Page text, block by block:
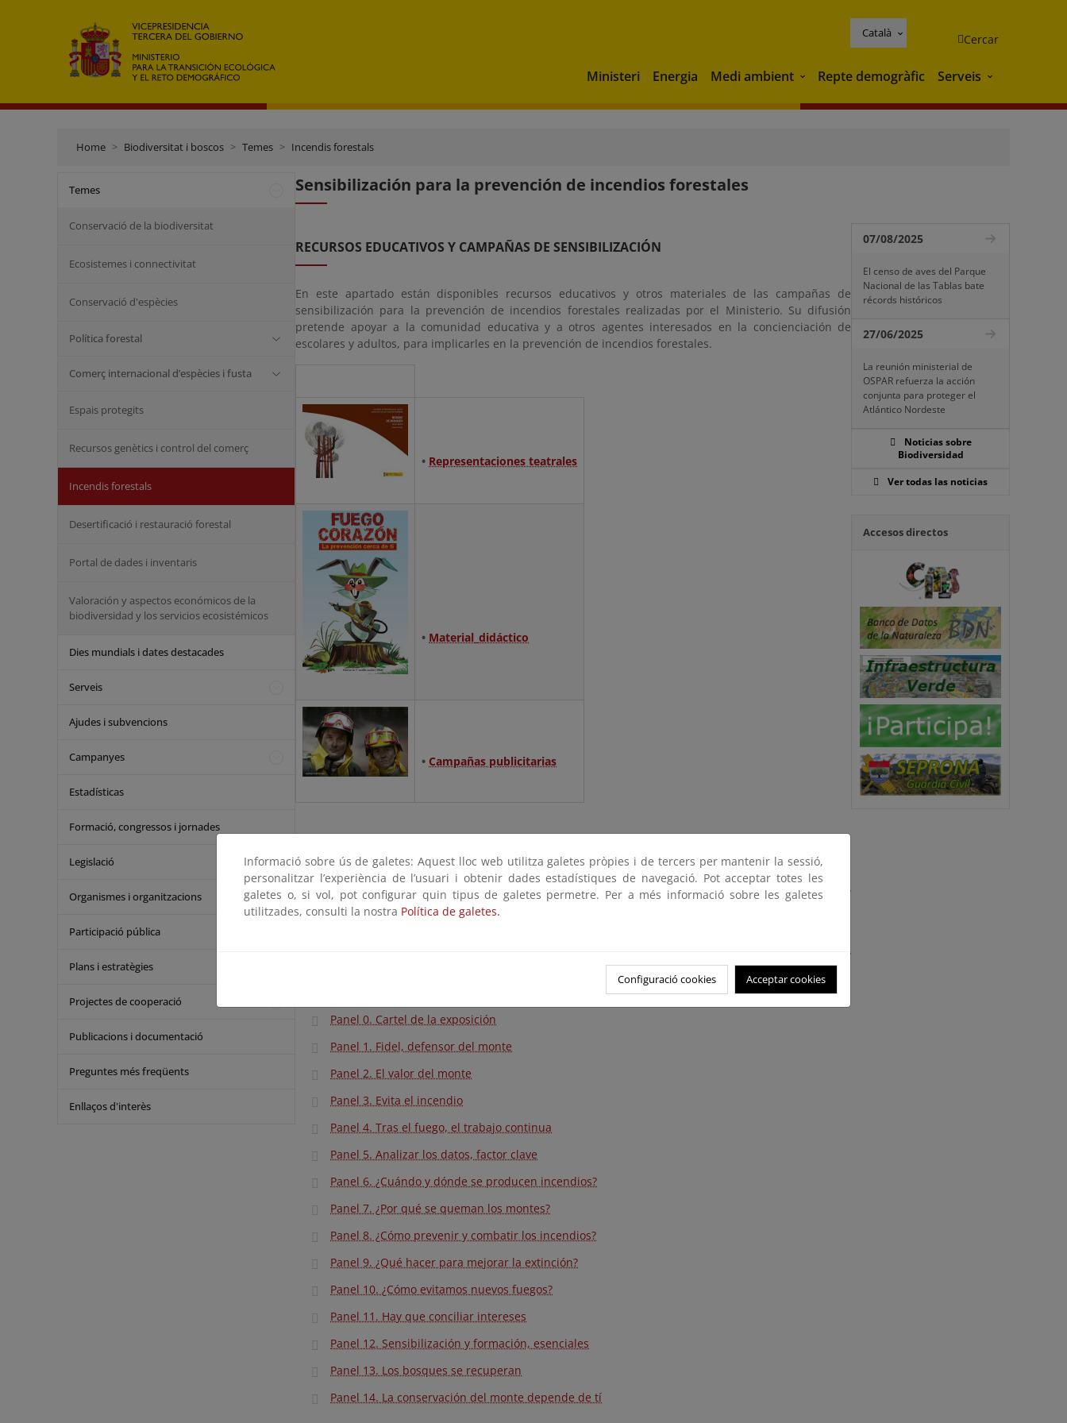
Català Cercar
Ministeri Energia Medi ambient Medi ambient
Repte demogràfic Serveis Serveis
Home Biodiversitat i boscos Temes Incendis forestals
Temes
Conservació de la biodiversitat
Ecosistemes i connectivitat
Conservació d'espècies
Política forestal
Comerç internacional d’espècies i fusta
Espais protegits
Recursos genètics i control del comerç
Incendis forestals
Desertificació i restauració forestal
Portal de dades i inventaris
Valoración y aspectos económicos de la
biodiversidad y los servicios ecosistémicos
Dies mundials i dates destacades
Serveis
Ajudes i subvencions
Campanyes
Estadísticas
Formació, congressos i jornades
Legislació
Organismes i organitzacions
Participació pública
Plans i estratègies
Projectes de cooperació
Publicacions i documentació
Preguntes més freqüents
Enllaços d'interès
Sensibilización para la prevención de incendios forestales
RECURSOS EDUCATIVOS Y CAMPAÑAS DE SENSIBILIZACIÓN
En este apartado están disponibles recursos educativos y otros materiales de las campañas de
sensibilización para la prevención de incendios forestales realizadas por el Ministerio. Su difusión
pretende apoyar a la comunidad educativa y a otros agentes interesados en la concienciación de
escolares y adultos, para implicarles en la prevención de incendios forestales.
• Representaciones teatrales
• Material_didáctico
• Campañas publicitarias
En 2018 se cumplió el 50 aniversario de la creación de la Estadística General de Incendios Forestales y
los 20 años de la puesta en marcha de los Equipos de Prevención Integral de Incendios Forestales.
conmemorar el 50 aniversario de la creación de la Estadística General de Incendios Forestales (EGIF) y
los 20 años de la puesta en marcha de los Equipos de Prevención Integral de Incendios Forestales
Panel 0. Cartel de la exposición
Panel 1. Fidel, defensor del monte
Panel 2. El valor del monte
Panel 3. Evita el incendio
Panel 4. Tras el fuego, el trabajo continua
Panel 5. Analizar los datos, factor clave
Panel 6. ¿Cuándo y dónde se producen incendios?
Panel 7. ¿Por qué se queman los montes?
Panel 8. ¿Cómo prevenir y combatir los incendios?
Panel 9. ¿Qué hacer para mejorar la extinción?
Panel 10. ¿Cómo evitamos nuevos fuegos?
Panel 11. Hay que conciliar intereses
Panel 12. Sensibilización y formación, esenciales
Panel 13. Los bosques se recuperan
Panel 14. La conservación del monte depende de tí
07/08/2025
El censo de aves del Parque
Nacional de las Tablas bate
récords históricos
27/06/2025
La reunión ministerial de
OSPAR refuerza la acción
conjunta para proteger el
Atlántico Nordeste
Noticias sobre
Biodiversidad
Ver todas las noticias
Accesos directos
Informació sobre ús de galetes: Aquest lloc web utilitza galetes pròpies i de tercers per mantenir la sessió,
personalitzar l’experiència de l’usuari i obtenir dades estadístiques de navegació. Pot acceptar totes les
galetes o, si vol, pot configurar quin tipus de galetes permetre. Per a més informació sobre les galetes
utilitzades, consulti la nostra Política de galetes.
Configuració cookies Acceptar cookies